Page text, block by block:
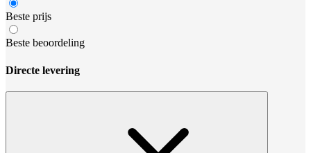
Beste prijs
Beste beoordeling
Directe levering